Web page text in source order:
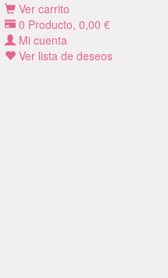
Ver carrito
0 Producto, 0,00 €
Mi cuenta
Ver lista de deseos